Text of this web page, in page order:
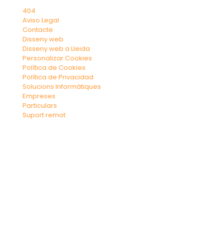
404
Aviso Legal
Contacte
Disseny web
Disseny web a Lleida
Personalizar Cookies
Política de Cookies
Política de Privacidad
Solucions Informàtiques
Empreses
Particulars
Suport remot